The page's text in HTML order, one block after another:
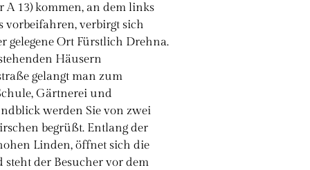
A 13) kommen, an dem links
vorbeifahren, verbirgt sich
gelegene Ort Fürstlich Drehna.
Häusern
gelangt man zum
Gärtnerei und
werden Sie von zwei
begrüßt. Entlang der
Linden, öffnet sich die
steht der Besucher vor dem